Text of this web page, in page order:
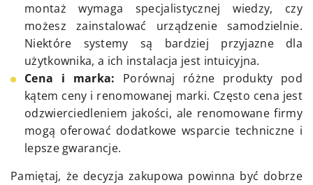
montaż wymaga specjalistycznej wiedzy, czy
możesz zainstalować urządzenie samodzielnie.
Niektóre systemy są bardziej przyjazne dla
użytkownika, a ich instalacja jest intuicyjna.
Cena i marka: Porównaj różne produkty pod
kątem ceny i renomowanej marki. Często cena jest
odzwierciedleniem jakości, ale renomowane firmy
mogą oferować dodatkowe wsparcie techniczne i
lepsze gwarancje.
Pamiętaj, że decyzja zakupowa powinna być dobrze